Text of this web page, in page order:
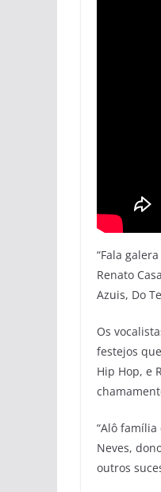
“Fala
Renato
Azuis, Do
Os
festejos
Hip Hop, e
“Alô
Neves,
outros